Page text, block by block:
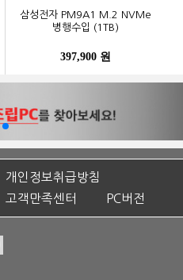
삼성전자 PM9A1 M.2 NVMe
병행수입 (1TB)
397,900 원
개인정보취급방침
고객만족센터 PC버전